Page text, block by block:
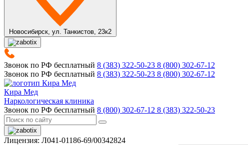
Новосибирск, ул. Танкистов, 23к2
Звонок по РФ бесплатный 8 (383) 322-50-23 8 (800) 302-67-12
Звонок по РФ бесплатный 8 (383) 322-50-23 8 (800) 302-67-12
Кира Мед
Наркологическая клиника
Звонок по РФ бесплатный 8 (800) 302-67-12 8 (383) 322-50-23
Лицензия: Л041-01186-69/00342824